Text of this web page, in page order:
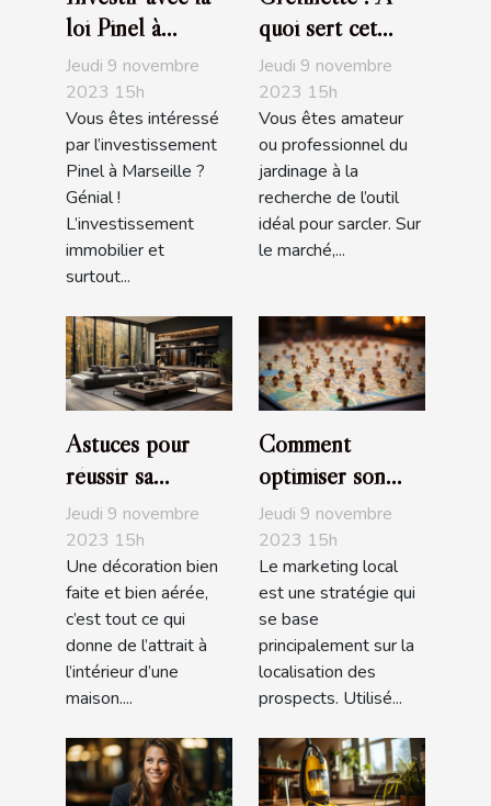
loi Pinel à
Marseille :
comment s’y
prendre ?
Jeudi 9 novembre
2023 15h
Vous êtes intéressé
par l’investissement
Pinel à Marseille ?
Génial !
L’investissement
immobilier et
surtout...
quoi sert cet
outil de jardin ?
Jeudi 9 novembre
2023 15h
Vous êtes amateur
ou professionnel du
jardinage à la
recherche de l’outil
idéal pour sarcler. Sur
le marché,...
Astuces pour
réussir sa
décoration
d'intérieur
Jeudi 9 novembre
2023 15h
Une décoration bien
faite et bien aérée,
c’est tout ce qui
donne de l’attrait à
l’intérieur d’une
maison....
Comment
optimiser son
marketing local ?
Jeudi 9 novembre
2023 15h
Le marketing local
est une stratégie qui
se base
principalement sur la
localisation des
prospects. Utilisé...